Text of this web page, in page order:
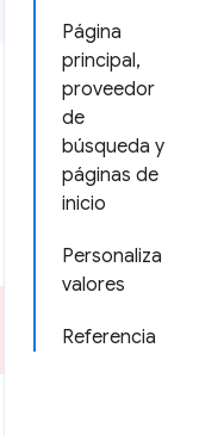
Página
principal,
proveedor
de
búsqueda y
páginas de
inicio
Personaliza
valores
Referencia